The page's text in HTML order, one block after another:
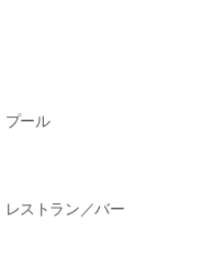
プール
レストラン／バー